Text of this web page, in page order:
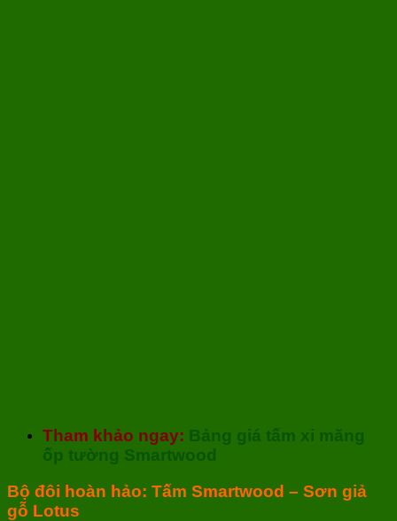
Tham khảo ngay: Bảng giá tấm xi măng
ốp tường Smartwood
Bộ đôi hoàn hảo: Tấm Smartwood – Sơn giả
gỗ Lotus